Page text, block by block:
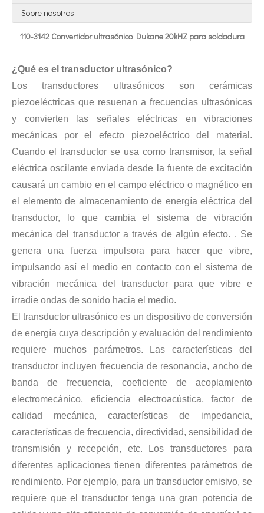
Tecnología de esterilización ultrasónica de mermeladas
Actualmente, la investigación sobre la extracción de antioxidantes
Actualmente, la investigación sobre la extracción de antioxidantes
Tecnología de corte de pasteles ultrasónico
La aplicación de la ultrasónica en la industria de la costura refleja
Sobre nosotros
110-3142 Convertidor ultrasónico Dukane 20kHZ para soldadura
¿Qué es el transductor ultrasónico?
Los transductores ultrasónicos son cerámicas
piezoeléctricas que resuenan a frecuencias ultrasónicas
y convierten las señales eléctricas en vibraciones
mecánicas por el efecto piezoeléctrico del material.
Cuando el transductor se usa como transmisor, la señal
eléctrica oscilante enviada desde la fuente de excitación
causará un cambio en el campo eléctrico o magnético en
el elemento de almacenamiento de energía eléctrica del
transductor, lo que cambia el sistema de vibración
mecánica del transductor a través de algún efecto. . Se
genera una fuerza impulsora para hacer que vibre,
impulsando así el medio en contacto con el sistema de
vibración mecánica del transductor para que vibre e
irradie ondas de sonido hacia el medio.
El transductor ultrasónico es un dispositivo de conversión
de energía cuya descripción y evaluación del rendimiento
requiere muchos parámetros. Las características del
transductor incluyen frecuencia de resonancia, ancho de
banda de frecuencia, coeficiente de acoplamiento
electromecánico, eficiencia electroacústica, factor de
calidad mecánica, características de impedancia,
características de frecuencia, directividad, sensibilidad de
transmisión y recepción, etc. Los transductores para
diferentes aplicaciones tienen diferentes parámetros de
rendimiento. Por ejemplo, para un transductor emisivo, se
requiere que el transductor tenga una gran potencia de